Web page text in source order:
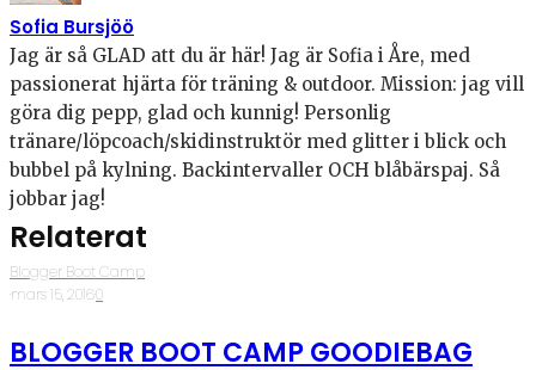
Sofia Bursjöö
Jag är så GLAD att du är här! Jag är Sofia i Åre, med
passionerat hjärta för träning & outdoor. Mission: jag vill
göra dig pepp, glad och kunnig! Personlig
tränare/löpcoach/skidinstruktör med glitter i blick och
bubbel på kylning. Backintervaller OCH blåbärspaj. Så
jobbar jag!
Relaterat
Blogger Boot Camp
·mars 15, 2016·0
BLOGGER BOOT CAMP GOODIEBAG